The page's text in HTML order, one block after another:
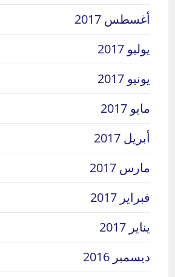
أغسطس 2017
يوليو 2017
يونيو 2017
مايو 2017
أبريل 2017
مارس 2017
فبراير 2017
يناير 2017
ديسمبر 2016